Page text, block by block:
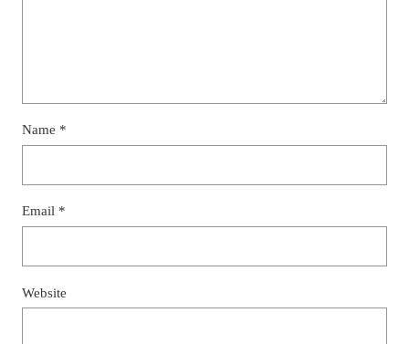
Name *
Email *
Website